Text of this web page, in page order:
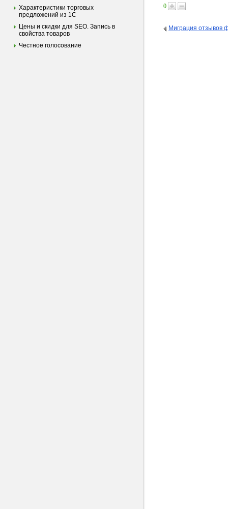
Характеристики торговых
предложений из 1С
Цены и скидки для SEO. Запись в
свойства товаров
Честное голосование
0
Миграция отзывов